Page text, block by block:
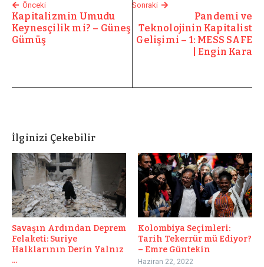
Önceki
Kapitalizmin Umudu
Keynesçilik mi? – Güneş
Gümüş
Sonraki
Pandemi ve
Teknolojinin Kapitalist
Gelişimi – 1: MESS SAFE
| Engin Kara
İlginizi Çekebilir
Savaşın Ardından Deprem
Felaketi: Suriye
Halklarının Derin Yalnız
...
Kolombiya Seçimleri:
Tarih Tekerrür mü Ediyor?
– Emre Güntekin
Haziran 22, 2022